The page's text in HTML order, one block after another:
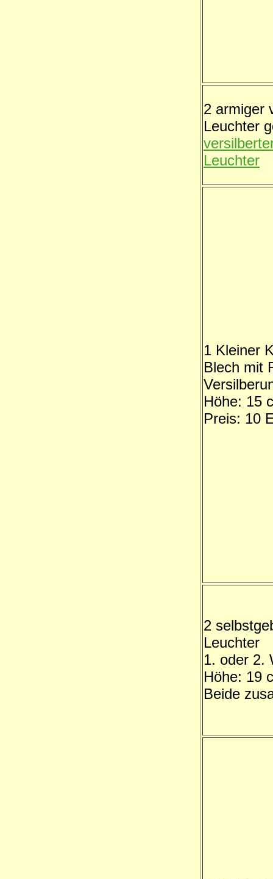
2 armiger
Leuchter
Leuchter
1 Kleiner
Blech mit
Höhe: 15
Preis: 10
2
Leuchter
1. oder 2.
Höhe: 19
Beide